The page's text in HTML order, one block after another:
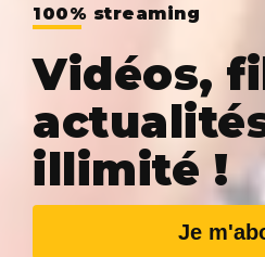
100% streaming
Vidéos,
illimité !
Je